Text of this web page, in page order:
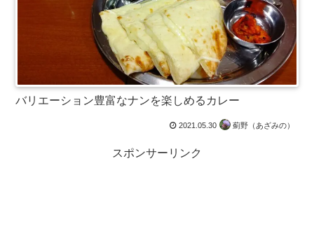
バリエーション豊富なナンを楽しめるカレー
2021.05.30 薊野（あざみの）
スポンサーリンク